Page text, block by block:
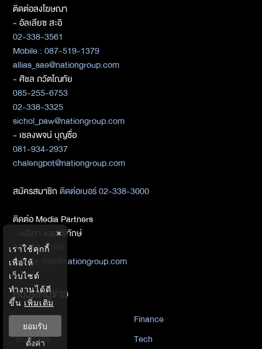
ติดต่อลงโฆษณา
- อัลเลียซ สะอิ
02-338-3561
Mobile : 087-519-1379
allias_sae@nationgroup.com
- ศิชล ภวัตโณทัย
085-255-6753
02-338-3325
sichol_paw@nationgroup.com
- เชลงพจน์ บุญซื่อ
081-934-2937
chalengpot@nationgroup.com
สมัครสมาชิกติดต่อเบอร์ 02-338-3000
ติดต่อ Media Partners
- เมธิกา เมธาพิทักษ์
02-338-3198
metika_met@nationgroup.com
หมวดหมู่ข่าว
Economics
Finance
Business
Tech
×
เราใช้คุกกี้
เพื่อให้
เว็บไซต์
ทำงานได้ดี
ขึ้น เพิ่มเติม
ยอมรับ
ตั้งค่า